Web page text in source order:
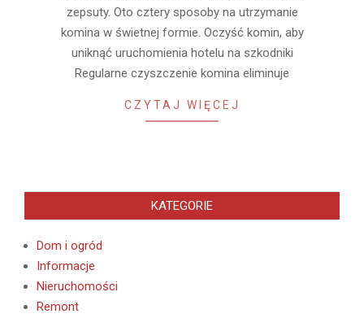
zepsuty. Oto cztery sposoby na utrzymanie
komina w świetnej formie. Oczyść komin, aby
uniknąć uruchomienia hotelu na szkodniki
Regularne czyszczenie komina eliminuje
CZYTAJ WIĘCEJ
KATEGORIE
Dom i ogród
Informacje
Nieruchomości
Remont